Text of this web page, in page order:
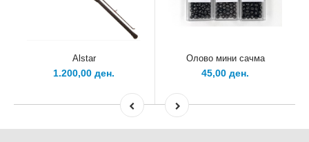
Alstar
1.200,00 ден.
Олово мини сачма
45,00 ден.